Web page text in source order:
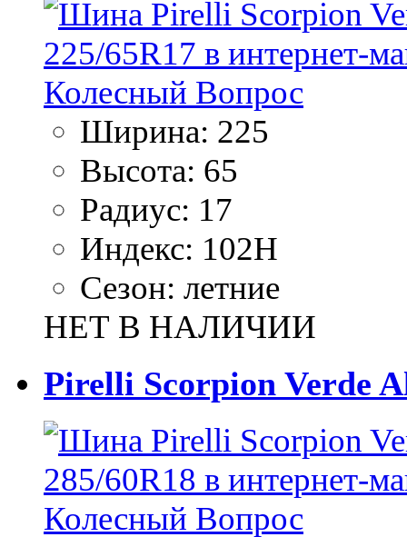
Ширина: 225
Высота: 65
Радиус: 17
Индекс: 102H
Сезон: летние
НЕТ В НАЛИЧИИ
Pirelli Scorpion Verde